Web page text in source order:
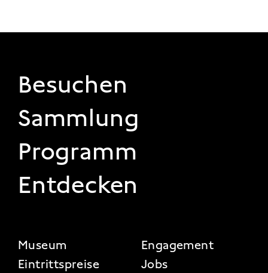
FOOTER 1
Besuchen
Sammlung
Programm
Entdecken
FOOTER 2
Museum
Eintrittspreise
Engagement
Jobs